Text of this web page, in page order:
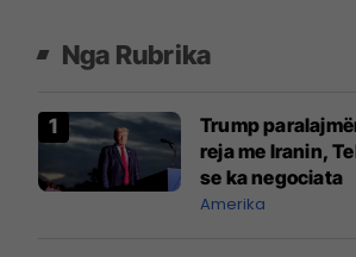
Nga Rubrika
Trump
reja me Iranin,
se ka negociata
Amerika